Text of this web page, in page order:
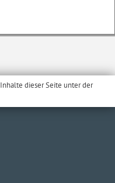
dieser Seite unter der